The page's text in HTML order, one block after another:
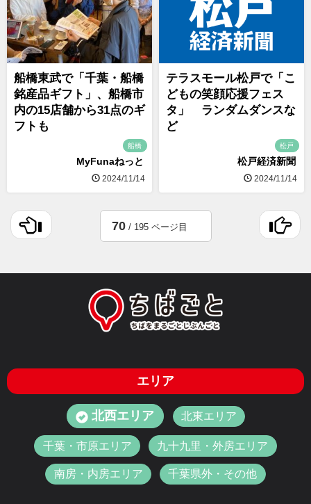
船橋東武で「千葉・船橋
銘産品ギフト」、船橋市
内の15店舗から31点のギ
フトも
船橋
MyFunaねっと
2024/11/14
テラスモール松戸で「こ
どもの笑顔応援フェス
タ」 ランダムダンスな
ど
松戸
松戸経済新聞
2024/11/14
70/ 195 ページ目
エリア
北西エリア 北東エリア
千葉・市原エリア 九十九里・外房エリア
南房・内房エリア 千葉県外・その他